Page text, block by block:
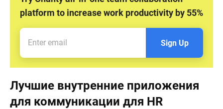
platform to increase work productivity by 55%
Sign Up
Лучшие внутренние приложения
для коммуникации для HR